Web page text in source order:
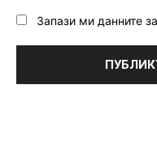
Запази ми данните